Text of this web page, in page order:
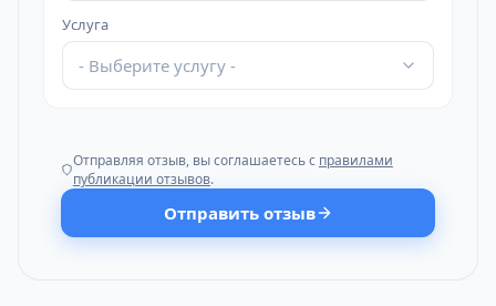
Услуга
- Выберите услугу -
Отправляя отзыв, вы соглашаетесь с правилами
публикации отзывов.
Отправить отзыв